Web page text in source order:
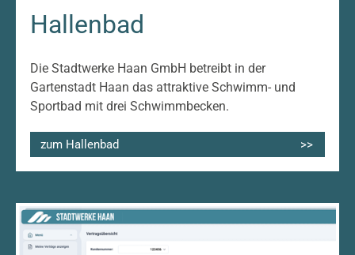
Hallenbad
Die Stadtwerke Haan GmbH betreibt in der
Gartenstadt Haan das attraktive Schwimm- und
Sportbad mit drei Schwimmbecken.
zum Hallenbad